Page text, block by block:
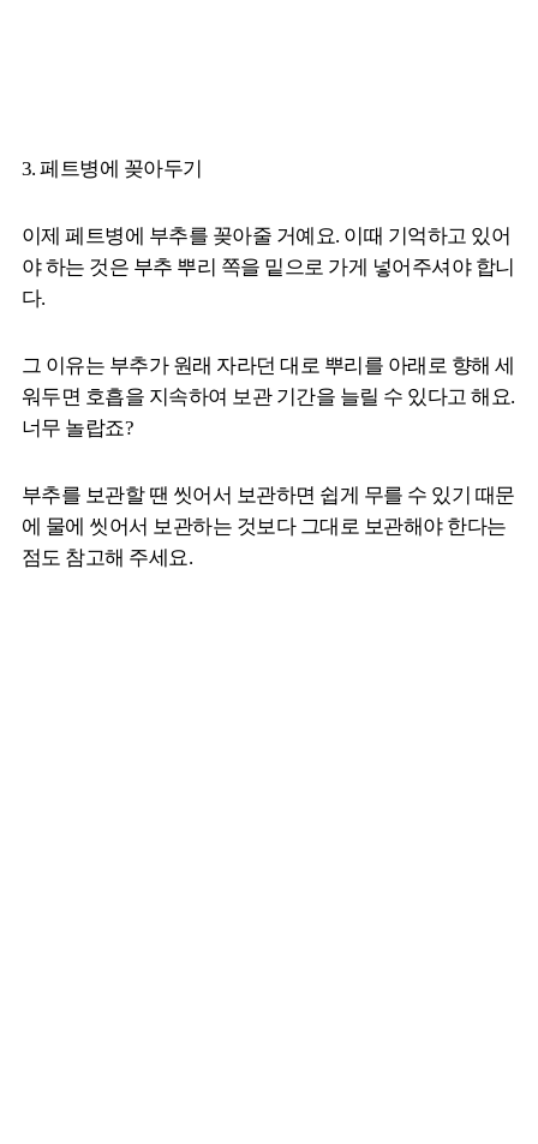
3. 페트병에 꽂아두기
이제 페트병에 부추를 꽂아줄 거예요. 이때 기억하고 있어
야 하는 것은 부추 뿌리 쪽을 밑으로 가게 넣어주셔야 합니
다.
그 이유는 부추가 원래 자라던 대로 뿌리를 아래로 향해 세
워두면 호흡을 지속하여 보관 기간을 늘릴 수 있다고 해요.
너무 놀랍죠?
부추를 보관할 땐 씻어서 보관하면 쉽게 무를 수 있기 때문
에 물에 씻어서 보관하는 것보다 그대로 보관해야 한다는
점도 참고해 주세요.